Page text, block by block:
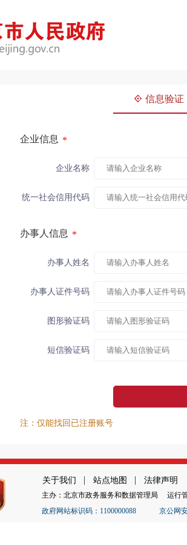
信息验证
企业信息 *
企业名称
统一社会信用代码
办事人信息 *
办事人姓名
办事人证件号码
图形验证码
短信验证码
注：仅能找回已注册账号
关于我们 站点地图 法律声明
主办：北京市政务服务和数据管理局 运行
政府网站标识码：1100000088
京公网